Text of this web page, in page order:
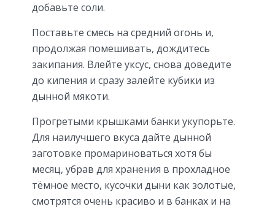
добавьте соли.
Поставьте смесь на средний огонь и,
продолжая помешивать, дождитесь
закипания. Влейте уксус, снова доведите
до кипения и сразу залейте кубики из
дынной мякоти.
Прогретыми крышками банки укупорьте.
Для наилучшего вкуса дайте дынной
заготовке промариноваться хотя бы
месяц, убрав для хранения в прохладное
тёмное место, кусочки дыни как золотые,
смотрятся очень красиво и в банках и на